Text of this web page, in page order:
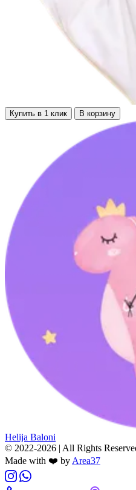
Купить в 1 клик В корзину
Helija Baloni
© 2022-2026 | All Rights
Made with ❤️ byArea37